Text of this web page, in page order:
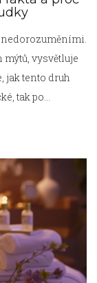
vysvětluje
jak tento druh
tak po
historii,